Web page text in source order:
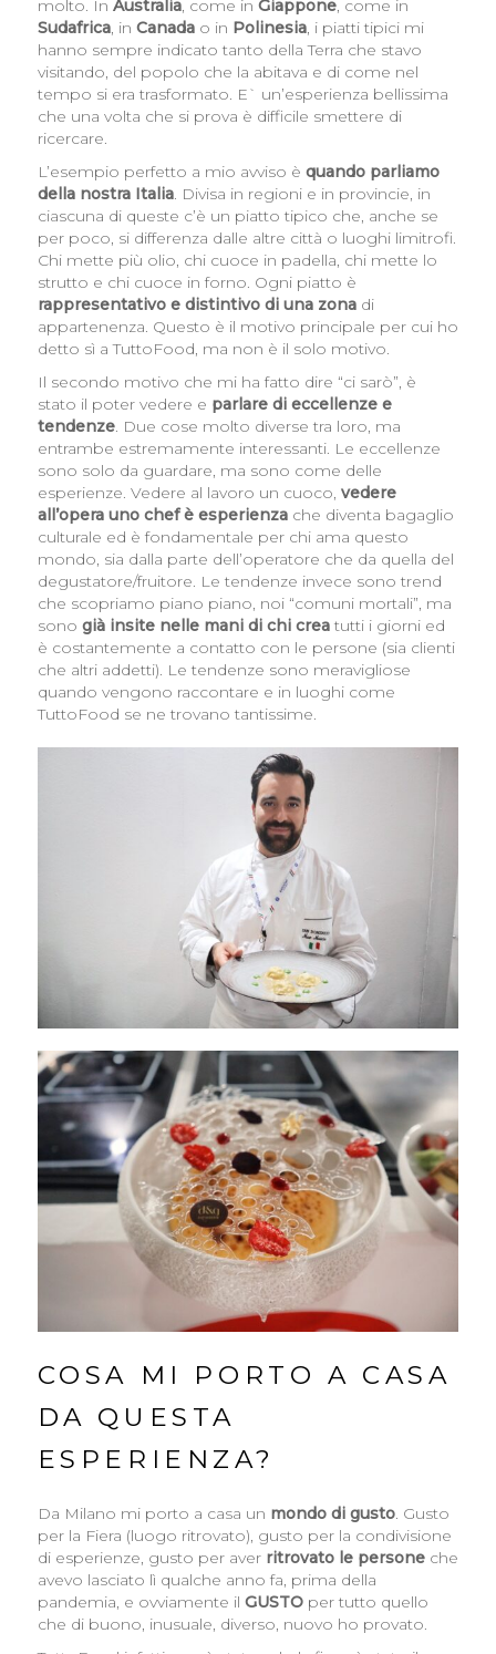
molto. In Australia, come in Giappone, come in
Sudafrica, in Canadao in Polinesia, i piatti tipici mi
hanno sempre indicato tanto della Terra che stavo
visitando, del popolo che la abitava e di come nel
tempo si era trasformato. E` un’esperienza bellissima
che una volta che si prova è difficile smettere di
ricercare.
L’esempio perfetto a mio avviso è quando parliamo
della nostra Italia. Divisa in regioni e in provincie, in
ciascuna di queste c’è un piatto tipico che, anche se
per poco, si differenza dalle altre città o luoghi limitrofi.
Chi mette più olio, chi cuoce in padella, chi mette lo
strutto e chi cuoce in forno. Ogni piatto è
rappresentativo e distintivo di una zonadi
appartenenza. Questo è il motivo principale per cui ho
detto sì a TuttoFood, ma non è il solo motivo.
Il secondo motivo che mi ha fatto dire “ci sarò”, è
stato il poter vedere e parlare di eccellenze e
tendenze. Due cose molto diverse tra loro, ma
entrambe estremamente interessanti. Le eccellenze
sono solo da guardare, ma sono come delle
esperienze. Vedere al lavoro un cuoco, vedere
all’opera uno chef è esperienzache diventa bagaglio
culturale ed è fondamentale per chi ama questo
mondo, sia dalla parte dell’operatore che da quella del
degustatore/fruitore. Le tendenze invece sono trend
che scopriamo piano piano, noi “comuni mortali”, ma
sono già insite nelle mani di chi creatutti i giorni ed
è costantemente a contatto con le persone (sia clienti
che altri addetti). Le tendenze sono meravigliose
quando vengono raccontare e in luoghi come
TuttoFood se ne trovano tantissime.
COSA MI PORTO A CASA
DA QUESTA
ESPERIENZA?
Da Milano mi porto a casa un mondo di gusto. Gusto
per la Fiera (luogo ritrovato), gusto per la condivisione
di esperienze, gusto per aver ritrovato le personeche
avevo lasciato lì qualche anno fa, prima della
pandemia, e ovviamente il GUSTOper tutto quello
che di buono, inusuale, diverso, nuovo ho provato.